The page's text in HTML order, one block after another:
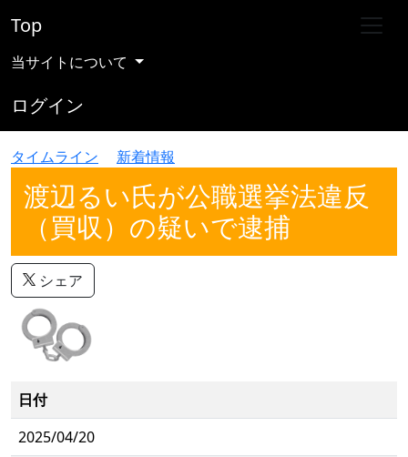
Top
当サイトについて
ログイン
タイムライン 新着情報
渡辺るい氏が公職選挙法違反
（買収）の疑いで逮捕
シェア
日付
2025/04/20